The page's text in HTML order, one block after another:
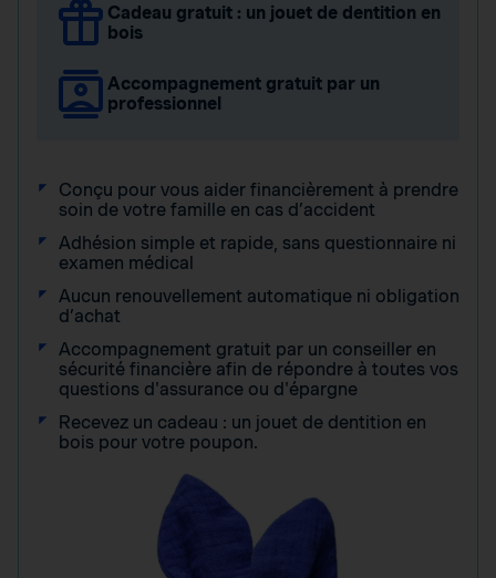
Cadeau gratuit : un jouet de dentition en
bois
Accompagnement gratuit par un
professionnel
Conçu pour vous aider financièrement à prendre
soin de votre famille en cas d’accident
Adhésion simple et rapide, sans questionnaire ni
examen médical
Aucun renouvellement automatique ni obligation
d’achat
Accompagnement gratuit par un conseiller en
sécurité financière afin de répondre à toutes vos
questions d'assurance ou d'épargne
Recevez un cadeau : un jouet de dentition en
bois pour votre poupon.